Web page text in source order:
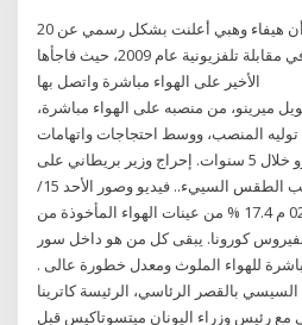
20 أيلول (سبتمبر) 2020 يذكر أن هيفاء وهبي أعلنت بشكل رسمي عن
علاقتها بأحمد أبو هشيمة في مقابلة تلفزيونية عام 2009، حيث فاجأها
ميرينو، من منصبه على الهواء مباشرة،
فقط من توليه المنصب، ووسط احتجاجات واتهامات
بالفساد تلاحق ثالث رئيس لبيرو خلال 5 سنوات. إحراج وزير بريطاني على
الهواء مباشرة بسبب الطقس السييء.. فيديو وصور الأحد 15/
نوفمبر/2020 - 02:49 م 17.4 % من عينات الهواء المأخوذة من
كورونا. يبقى كل من هو داخل سور
للهواء الملوث ومعدل خطورة عالى .
بالقصر الرئاسي، الرئيسة كاترينا
مع رئيس وزراء اليونان ميتسوتاكيس قبل